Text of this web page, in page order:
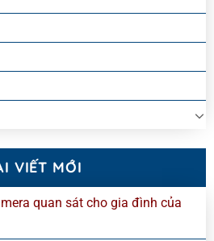
VIẾT MỚI
quan sát cho gia đình của